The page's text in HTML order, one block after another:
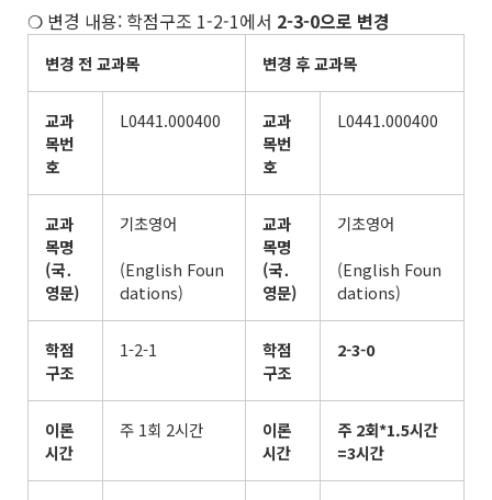
❍ 변경 내용: 학점구조 1-2-1에서 2-3-0으로 변경
변경 전 교과목 변경 후 교과목
교과
목번
호
L0441.000400
교과
목번
호
L0441.000400
교과
목명
(국․
영문)
기초영어
(English Foun
dations)
교과
목명
(국․
영문)
기초영어
(English Foun
dations)
학점
구조
1-2-1
학점
구조
2-3-0
이론
시간
주 1회 2시간
이론
시간
주 2회*1.5시간
=3시간